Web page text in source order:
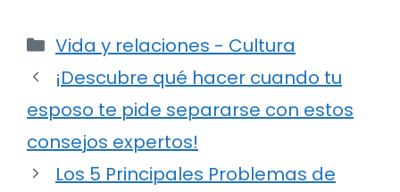
Categorías
Vida y relaciones - Cultura
¡Descubre qué hacer cuando tu
esposo te pide separarse con estos
consejos expertos!
Los 5 Principales Problemas de